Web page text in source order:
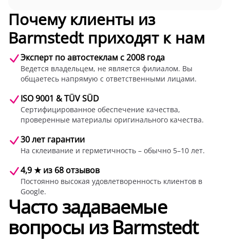
Почему клиенты из
Barmstedt приходят к нам
Эксперт по автостеклам с 2008 года
Ведется владельцем, не является филиалом. Вы
общаетесь напрямую с ответственными лицами.
ISO 9001 & TÜV SÜD
Сертифицированное обеспечение качества,
проверенные материалы оригинального качества.
30 лет гарантии
На склеивание и герметичность – обычно 5–10 лет.
4,9 ★ из 68 отзывов
Постоянно высокая удовлетворенность клиентов в
Google.
Часто задаваемые
вопросы из Barmstedt